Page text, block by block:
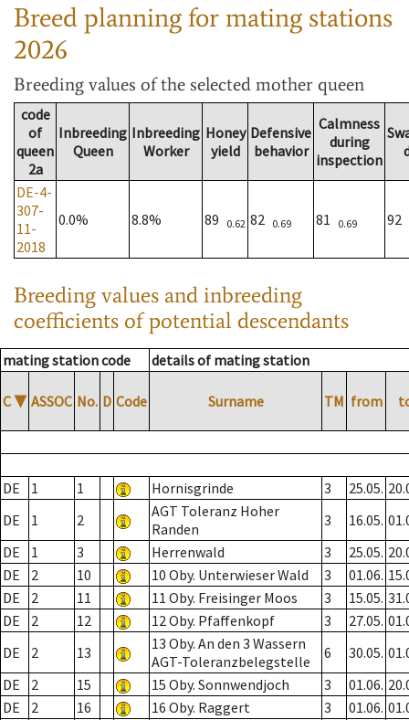
Breed planning for mating stations
2026
Breeding values of the selected mother queen
code
of
queen
2a
Inbreeding
Queen
Inbreeding
Worker
Honey
yield
Defensive
behavior
Calmness
during
inspection
DE-4-
307-
11-
2018
0.0% 8.8% 89 0.62 82 0.69 81 0.69 92
Breeding values and inbreeding
coefficients of potential descendants
mating station code details of mating station
C ▼ ASSOC No. D Code Surname TM from
DE 1 1 Hornisgrinde 3 25.05.
DE
1 2
AGT Toleranz Hoher
Randen
3 16.05.
DE
1 3 Herrenwald 3 25.05.
DE
2 10 10 Oby. Unterwieser Wald 3 01.06.
DE
2 11 11 Oby. Freisinger Moos 3 15.05.
DE
2 12 12 Oby. Pfaffenkopf 3 27.05.
DE
2 13
13 Oby. An den 3 Wassern
AGT-Toleranzbelegstelle
6 30.05.
DE
2 15 15 Oby. Sonnwendjoch 3 01.06.
DE
2 16 16 Oby. Raggert 3 01.06.